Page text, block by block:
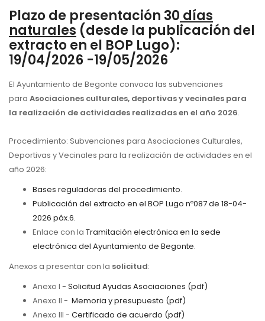
Plazo de presentación 30 días
naturales (desde la publicación del
extracto en el BOP Lugo):
19/04/2026 -19/05/2026
El Ayuntamiento de Begonte convoca las subvenciones
para Asociaciones culturales, deportivas y vecinales para
la realización de actividades realizadas en el año 2026.
Procedimiento: Subvenciones para Asociaciones Culturales,
Deportivas y Vecinales para la realización de actividades en el
año 2026:
Bases reguladoras del procedimiento.
Publicación del extracto en el BOP Lugo nº087 de 18-04-
2026 páx.6.
Enlace con la Tramitación electrónica en la sede
electrónica del Ayuntamiento de Begonte.
Anexos a presentar con la solicitud:
Anexo I - Solicitud Ayudas Asociaciones (pdf)
Anexo II - Memoria y presupuesto (pdf)
Anexo III - Certificado de acuerdo (pdf)